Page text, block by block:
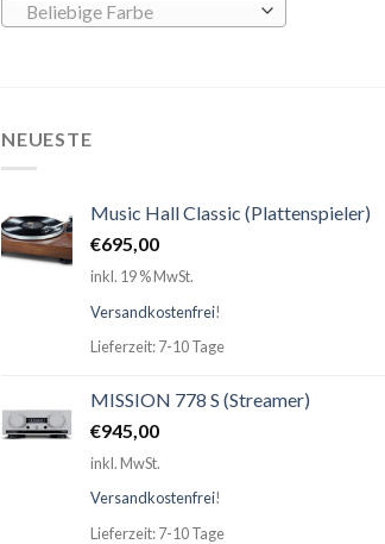
Beliebige Farbe
NEUESTE
Music Hall Classic (Plattenspieler)
€695,00
inkl. 19 % MwSt.
Versandkostenfrei!
Lieferzeit: 7-10 Tage
MISSION 778 S (Streamer)
€945,00
inkl. MwSt.
Versandkostenfrei!
Lieferzeit: 7-10 Tage